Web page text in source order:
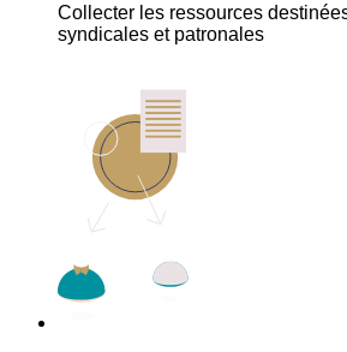
Collecter les ressources
syndicales et patronales